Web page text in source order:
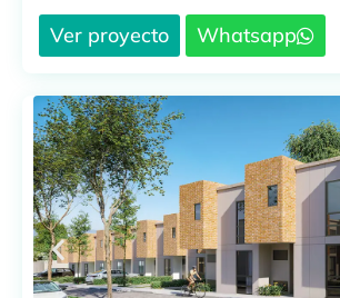
Ver proyecto Whatsapp